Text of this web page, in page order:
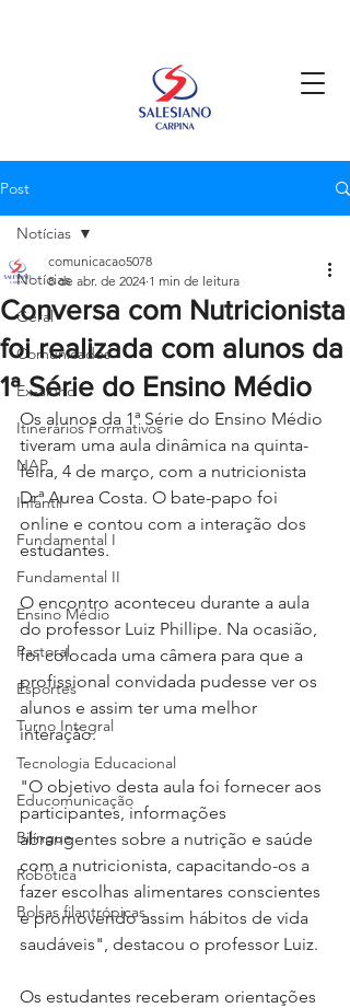
Post
Notícias
Geral
Comunicados
Ex-aluno
Itinerários Formativos
NAP
Infantil
Fundamental I
Fundamental II
Ensino Médio
Pastoral
Esportes
Turno Integral
Tecnologia Educacional
Educomunicação
Bilíngue
Robótica
Bolsas filantrópicas
Notícias
Conversa com Nutricionista
foi realizada com alunos da
1ª Série do Ensino Médio
comunicacao5078
8 de abr. de 2024 1 min de leitura
Os alunos da 1ª Série do Ensino Médio
tiveram uma aula dinâmica na quinta-
feira, 4 de março, com a nutricionista
Drª Aurea Costa. O bate-papo foi
online e contou com a interação dos
estudantes.
O encontro aconteceu durante a aula
do professor Luiz Phillipe. Na ocasião,
foi colocada uma câmera para que a
profissional convidada pudesse ver os
alunos e assim ter uma melhor
interação.
"O objetivo desta aula foi fornecer aos
participantes, informações
abrangentes sobre a nutrição e saúde
com a nutricionista, capacitando-os a
fazer escolhas alimentares conscientes
e promovendo assim hábitos de vida
saudáveis", destacou o professor Luiz.
Os estudantes receberam orientações